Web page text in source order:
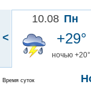
<
10.08 Пн
+29°
ночью +20°
Время суток